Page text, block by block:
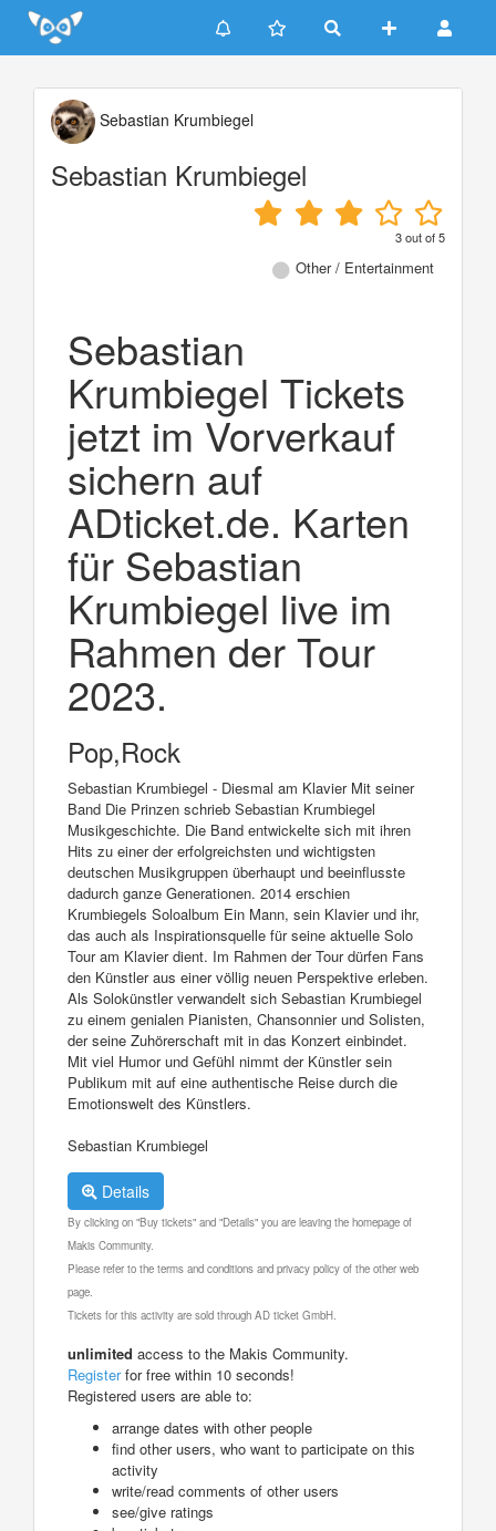
Update cookies preferences
Sebastian Krumbiegel
Sebastian Krumbiegel
3out of5
Other / Entertainment
Sebastian
Krumbiegel Tickets
jetzt im Vorverkauf
sichern auf
ADticket.de. Karten
für Sebastian
Krumbiegel live im
Rahmen der Tour
2023.
Pop,Rock
Sebastian Krumbiegel - Diesmal am Klavier Mit seiner
Band Die Prinzen schrieb Sebastian Krumbiegel
Musikgeschichte. Die Band entwickelte sich mit ihren
Hits zu einer der erfolgreichsten und wichtigsten
deutschen Musikgruppen überhaupt und beeinflusste
dadurch ganze Generationen. 2014 erschien
Krumbiegels Soloalbum Ein Mann, sein Klavier und ihr,
das auch als Inspirationsquelle für seine aktuelle Solo
Tour am Klavier dient. Im Rahmen der Tour dürfen Fans
den Künstler aus einer völlig neuen Perspektive erleben.
Als Solokünstler verwandelt sich Sebastian Krumbiegel
zu einem genialen Pianisten, Chansonnier und Solisten,
der seine Zuhörerschaft mit in das Konzert einbindet.
Mit viel Humor und Gefühl nimmt der Künstler sein
Publikum mit auf eine authentische Reise durch die
Emotionswelt des Künstlers.
Sebastian Krumbiegel
Details
By clicking on "Buy tickets" and "Details" you are leaving the homepage of
Makis Community.
Please refer to the terms and conditions and privacy policy of the other web
page.
Tickets for this activity are sold through AD ticket GmbH.
unlimited access to the Makis Community.
Registerfor free within 10 seconds!
Registered users are able to:
arrange dates with other people
find other users, who want to participate on this
activity
write/read comments of other users
see/give ratings